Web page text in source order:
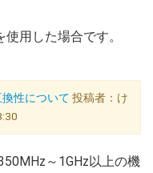
用した場合です。
換性について 投稿者：け
～1GHz以上の機